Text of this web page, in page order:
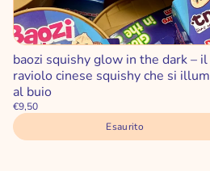
baozi squishy glow in the dark – il
raviolo cinese squishy che si
al buio
€9,50
Esaurito